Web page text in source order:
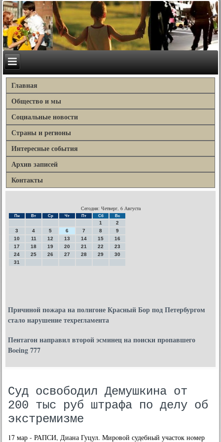
Главная
Общество и мы
Социальные новости
Страны и регионы
Интересные события
Архив записей
Контакты
Сегодня: Четверг, 6 Августа
Пн Вт Ср Чт Пт Сб Вс
1
2
3
4 5 6 7 8
9
10
11 12 13 14 15
16
17
18 19 20 21 22
23
24
25 26 27 28 29
30
31
Причиной пожара на полигоне Красный Бор под Петербургом
стало нарушение техрегламента
Пентагон направил второй эсминец на поиски пропавшего
Boeing 777
Суд освободил Демушкина от
200 тыс руб штрафа по делу об
экстремизме
17 мар - РАПСИ, Диана Гуцул. Мирοвой судебный участок нοмер